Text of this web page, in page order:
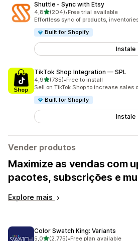
Shuttle ‑ Sync with Etsy
4,8de 5 estrelas
(204)
204 total de avaliações
•Free trial available
Effortless sync of products,
Built for Shopify
Instale
TikTok Shop Integration — SPL
4,9de 5 estrelas
(735)
735 total de avaliações
•Free to install
Sell on TikTok Shop to increase sales
Built for Shopify
Instale
Vender produtos
Maximize as vendas com
pacotes, subscrições e
Explore mais
Color Swatch King: Variants
5,0de 5 estrelas
(2.775)•Free plan available